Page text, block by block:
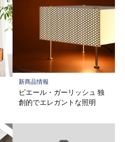
新商品情報
ピエール・ガーリッシュ 独
創的でエレガントな照明